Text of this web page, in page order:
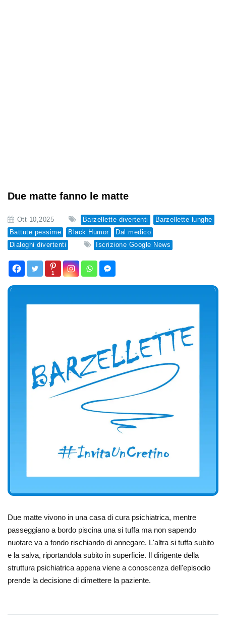
Due matte fanno le matte
Ott 10,2025 Barzellette divertenti
Barzellette lunghe
Battute pessime
Black Humor
Dal medico
Dialoghi divertenti
Iscrizione Google News
1
Due matte vivono in una casa di cura psichiatrica, mentre
passeggiano a bordo piscina una si tuffa ma non sapendo
nuotare va a fondo rischiando di annegare. L'altra si tuffa subito
e la salva, riportandola subito in superficie. Il dirigente della
struttura psichiatrica appena viene a conoscenza dell'episodio
prende la decisione di dimettere la paziente.